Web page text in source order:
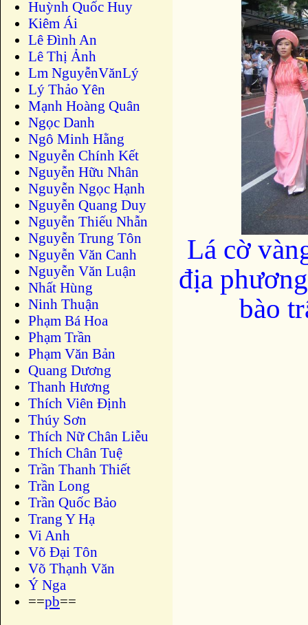
Huỳnh Quốc Huy
Kiêm Ái
Lê Đình An
Lê Thị Ảnh
Lm NguyễnVănLý
Lý Thảo Yên
Mạnh Hoàng Quân
Ngọc Danh
Ngô Minh Hằng
Nguyễn Chính Kết
Nguyễn Hữu Nhân
Nguyễn Ngọc Hạnh
Nguyễn Quang Duy
Nguyễn Thiếu Nhẫn
Nguyễn Trung Tôn
Nguyễn Văn Canh
Nguyễn Văn Luận
Nhất Hùng
Ninh Thuận
Phạm Bá Hoa
Phạm Trần
Phạm Văn Bản
Quang Dương
Thanh Hương
Thích Viên Định
Thúy Sơn
Thích Nữ Chân Liễu
Thích Chân Tuệ
Trần Thanh Thiết
Trần Long
Trần Quốc Bảo
Trang Y Hạ
Vi Anh
Võ Đại Tôn
Võ Thạnh Văn
Ý Nga
==pb==
Lá cờ
địa
bào